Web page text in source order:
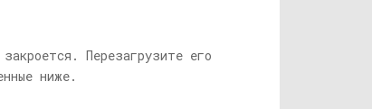
Перезагрузите его
ниже.